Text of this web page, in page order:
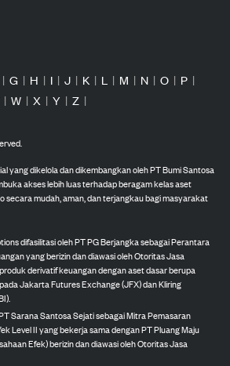
| G | H | I | J | K | L | M | N | O | P |
| W | X | Y | Z |
yang dikelola dan dikembangkan oleh PT Bumi Santosa
akses lebih luas terhadap beragam kelas aset
secara mudah, aman, dan terjangkau bagi masyarakat
difasilitasi oleh PT PG Berjangka sebagai Perantara
yang berizin dan diawasi oleh Otoritas Jasa
derivatif keuangan dengan aset dasar berupa
Jakarta Futures Exchange (JFX) dan Kliring
Sarana Santosa Sejati sebagai Mitra Pemasaran
Level II yang bekerja sama dengan PT Pluang Maju
Efek) berizin dan diawasi oleh Otoritas Jasa